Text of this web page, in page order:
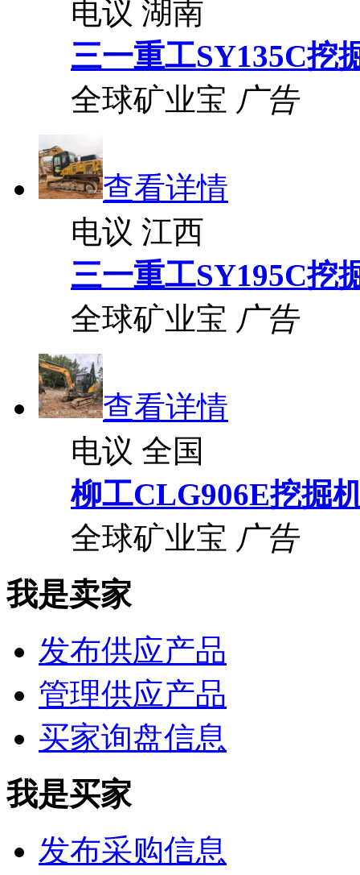
电议 湖南
三一重工SY135C挖
全球矿业宝 广告
查看详情
电议 江西
三一重工SY195C挖
全球矿业宝 广告
查看详情
电议 全国
柳工CLG906E挖掘
全球矿业宝 广告
我是卖家
发布供应产品
管理供应产品
买家询盘信息
我是买家
发布采购信息